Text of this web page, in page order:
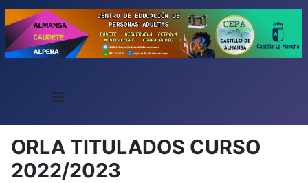
≡
ORLA TITULADOS CURSO
2022/2023